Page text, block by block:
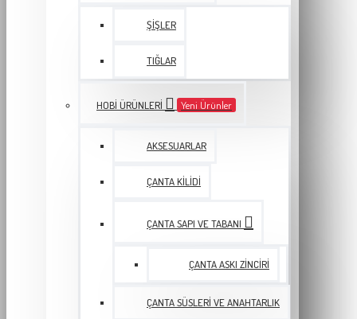
ŞIŞLER
TIĞLAR
HOBI ÜRÜNLERI Yeni Ürünler
AKSESUARLAR
ÇANTA KILIDI
ÇANTA SAPI VE TABANI
ÇANTA ASKI ZINCIRI
ÇANTA SÜSLERI VE ANAHTARLIK